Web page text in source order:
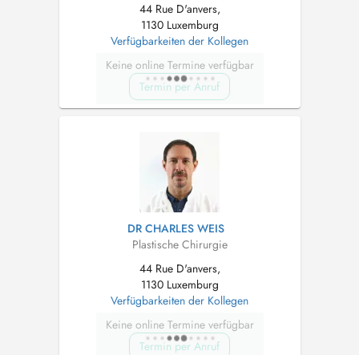
44 Rue D'anvers,
1130 Luxemburg
Verfügbarkeiten der Kollegen
Keine online Termine verfügbar
Termin per Anruf
DR CHARLES WEIS
Plastische Chirurgie
44 Rue D'anvers,
1130 Luxemburg
Verfügbarkeiten der Kollegen
Keine online Termine verfügbar
Termin per Anruf